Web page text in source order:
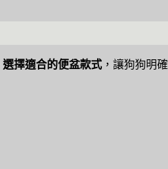
選擇適合的便盆款式 ，讓狗狗明確